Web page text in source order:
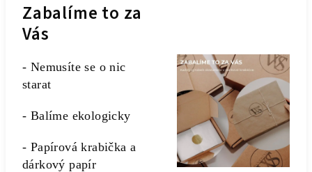
Zabalíme to za
Vás
- Nemusíte se o nic
starat
- Balíme ekologicky
- Papírová krabička a
dárkový papír